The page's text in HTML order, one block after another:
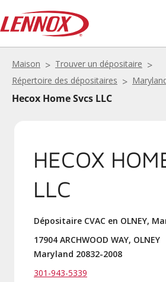
Maison
Trouver un dépositaire
Répertoire des dépositaires
Hecox Home Svcs LLC
HECOX
LLC
Dépositaire CVAC en OLNEY,
17904 ARCHWOOD WAY, OLNEY
Maryland 20832-2008
301-943-5339